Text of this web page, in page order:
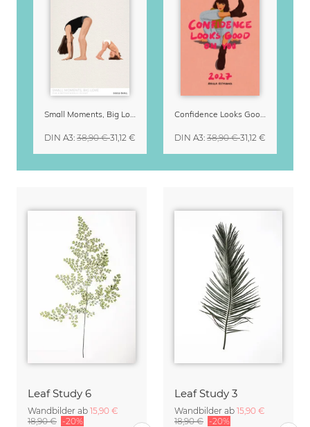
Leaf Study 6
Wandbilder ab 15,90 €
18,90 € -20%
Leaf Study 3
Wandbilder ab 15,90 €
18,90 € -20%
Small Moments, Big Love – Mutterschaftskalender von Giselle Dekel
DIN A3: 38,90 €31,12 €
Confidence Looks Good On You Kalender 2027
DIN A3: 38,90 €31,12 €